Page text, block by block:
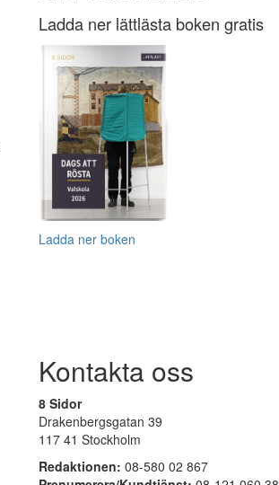
Ladda ner lättlästa boken gratis
Ladda ner boken
Kontakta oss
8 Sidor
Drakenbergsgatan 39
117 41 Stockholm
Redaktionen: 08-580 02 867